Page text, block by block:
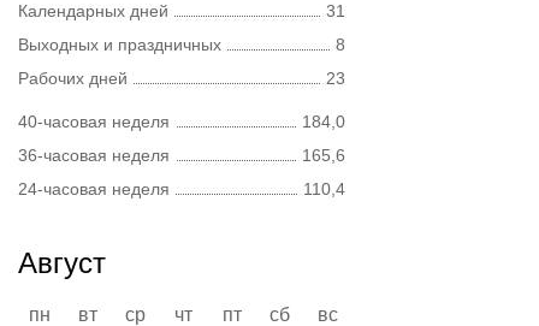
Календарных дней
31
Выходных и праздничных
8
Рабочих дней
23
40-часовая неделя
184,0
36-часовая неделя
165,6
24-часовая неделя
110,4
Август
пн вт ср чт пт сб
вс